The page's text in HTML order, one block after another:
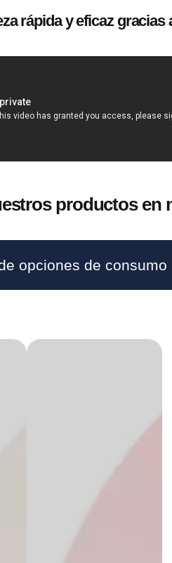
rápida y eficaz
productos en
opciones de consumo